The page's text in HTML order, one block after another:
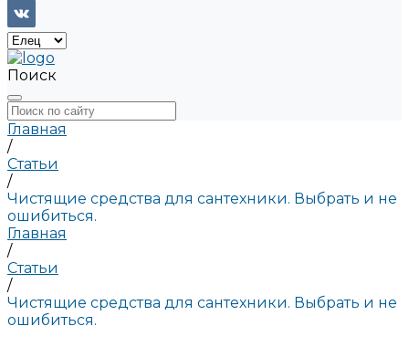
Поиск
Главная
/
Статьи
/
Чистящие средства для сантехники. Выбрать и не
ошибиться.
Главная
/
Статьи
/
Чистящие средства для сантехники. Выбрать и не
ошибиться.